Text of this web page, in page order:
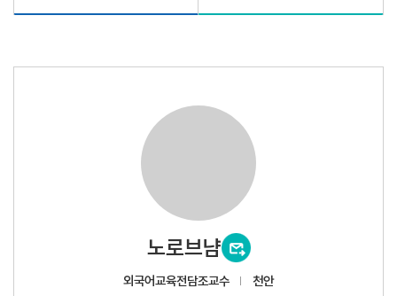
노로브냠
외국어교육전담조교수 천안